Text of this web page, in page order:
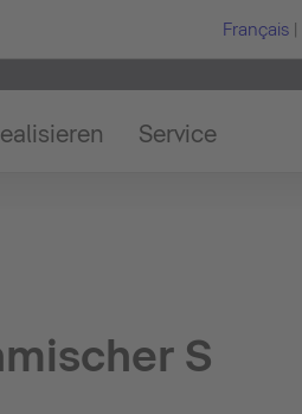
Français |
Service
S